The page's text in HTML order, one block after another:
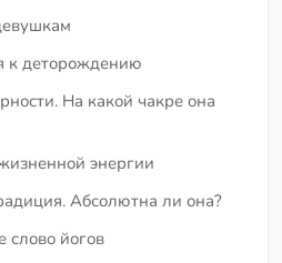
к деторождению
На какой чакре она
энергии
Абсолютна ли она?
слово йогов